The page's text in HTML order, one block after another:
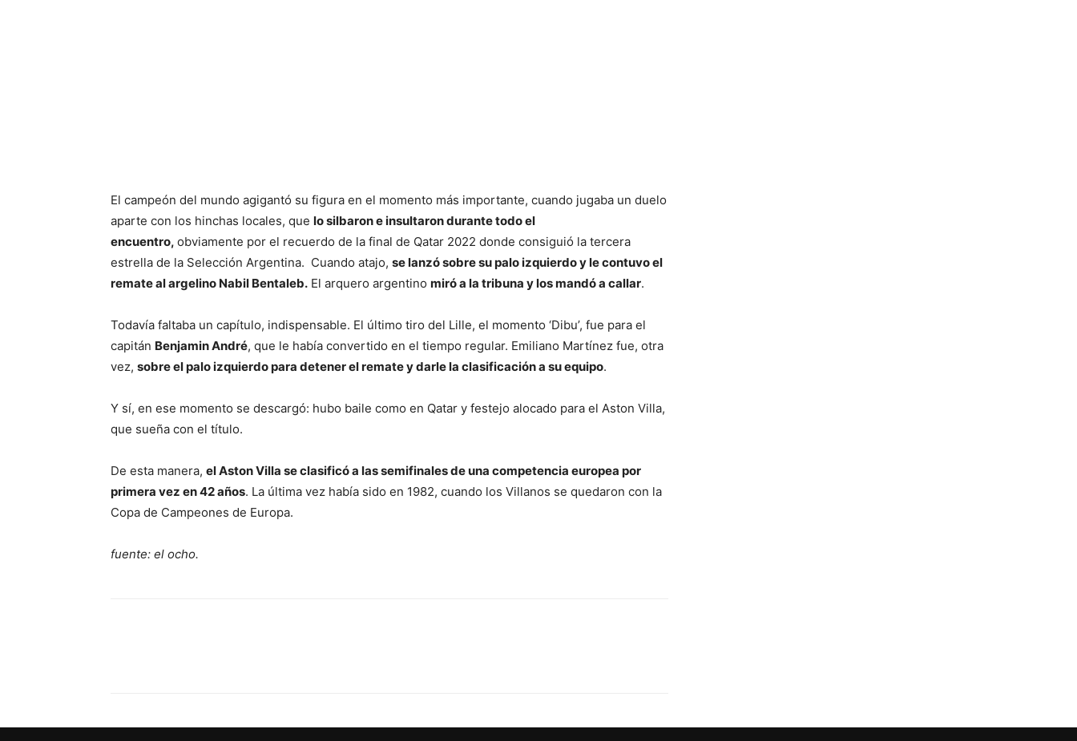
El campeón del mundo agigantó su figura en el momento más importante, cuando jugaba un duelo
aparte con los hinchas locales, que lo silbaron e insultaron durante todo el
encuentro, obviamente por el recuerdo de la final de Qatar 2022 donde consiguió la tercera
estrella de la Selección Argentina. Cuando atajo, se lanzó sobre su palo izquierdo y le contuvo el
remate al argelino Nabil Bentaleb. El arquero argentino miró a la tribuna y los mandó a callar.
Todavía faltaba un capítulo, indispensable. El último tiro del Lille, el momento ‘Dibu’, fue para el
capitán Benjamin André, que le había convertido en el tiempo regular. Emiliano Martínez fue, otra
vez, sobre el palo izquierdo para detener el remate y darle la clasificación a su equipo.
Y sí, en ese momento se descargó: hubo baile como en Qatar y festejo alocado para el Aston Villa,
que sueña con el título.
De esta manera, el Aston Villa se clasificó a las semifinales de una competencia europea por
primera vez en 42 años. La última vez había sido en 1982, cuando los Villanos se quedaron con la
Copa de Campeones de Europa.
fuente: el ocho.